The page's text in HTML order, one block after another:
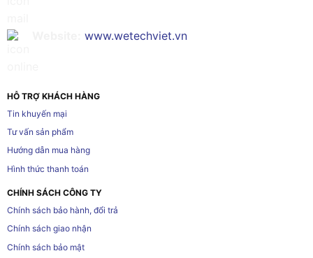
www.wetechviet.vn
HỖ TRỢ KHÁCH HÀNG
Tin khuyến mại
Tư vấn sản phẩm
Hướng dẫn mua hàng
Hình thức thanh toán
CHÍNH SÁCH CÔNG TY
Chính sách bảo hành, đổi trả
Chính sách giao nhận
Chính sách bảo mật